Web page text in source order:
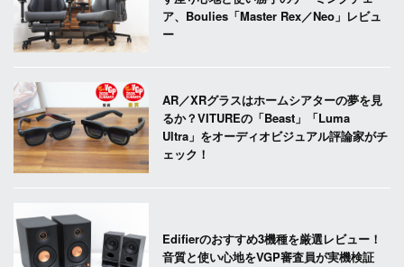
ア、Boulies「Master Rex／Neo」レビュ
ー
AR／XRグラスはホームシアターの夢を見
るか？VITUREの「Beast」「Luma
Ultra」をオーディオビジュアル評論家がチ
ェック！
Edifierのおすすめ3機種を厳選レビュー！
音質と使い心地をVGP審査員が実機検証